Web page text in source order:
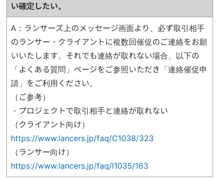
い確定したい。
A：ランサーズ上のメッセージ画面より、必ず取引相手
のランサー・クライアントに複数回催促のご連絡をお願
いいたします。それでも連絡が取れない場合、以下の
「よくある質問」ページをご参照いただき「連絡催促申
請」をご利用ください。
（ご参考）
・プロジェクトで取引相手と連絡が取れない
（クライアント向け）
https://www.lancers.jp/faq/C1038/323
（ランサー向け）
https://www.lancers.jp/faq/l1035/163